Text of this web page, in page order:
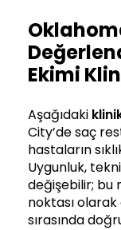
Ekimi
Aşağıdaki
City’de saç
hastaların
Uygunluk,
değişebilir; bu
noktası olarak
sırasında